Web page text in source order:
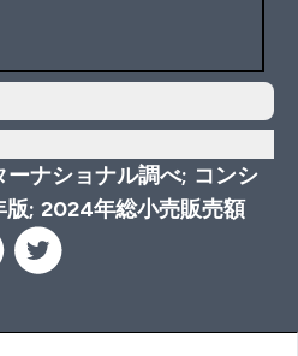
ナショナル調べ; コンシ
版; 2024年総小売販売額